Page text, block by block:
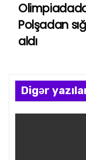
a
z
n
a
Polşadan
aldı
Digər